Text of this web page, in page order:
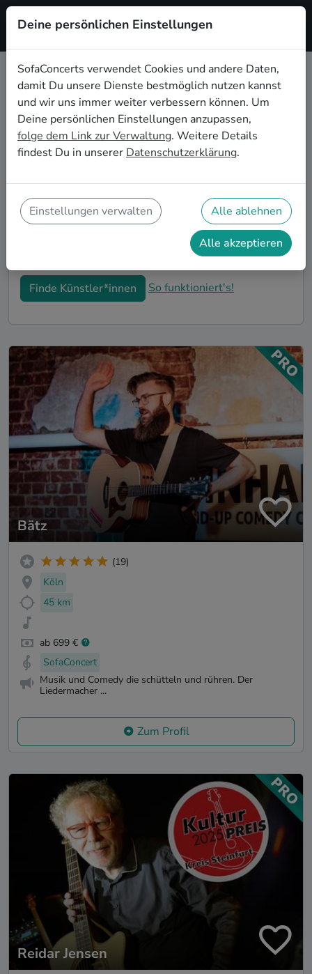
Registrieren
Chanson Coverbands buchen in
Mönchengladbach
Buche eine Chanson Coverband in Mönchengladbach
für Deine nächste Veranstaltung! Unsere Chanson
großen Repertoire verschiedener Genres und gehen
genau auf Deine Wünsche und Vorstellungen ein. Auf
SofaConcerts findest Du professionelle Coverbands in
Mönchengladbach, die genau zu Dir und Deinem
Finde Künstler*innen So funktioniert's!
Bätz
(19)
Köln
45 km
ab 699 €
SofaConcert
Musik und Comedy die schütteln und rühren. Der
Liedermacher ...
Zum Profil
Reidar Jensen
Deine persönlichen Einstellungen
SofaConcerts verwendet Cookies und andere Daten,
damit Du unsere Dienste bestmöglich nutzen kannst
und wir uns immer weiter verbessern können. Um
Deine persönlichen Einstellungen anzupassen,
folge dem Link zur Verwaltung. Weitere Details
findest Du in unserer Datenschutzerklärung.
Einstellungen verwalten Alle ablehnen
Alle akzeptieren